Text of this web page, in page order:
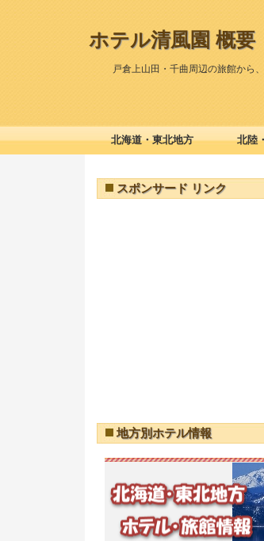
ホテル清風園 概要
戸倉上山田・千曲周辺の旅館から
スポンサード リンク
地方別ホテル情報
北海道・東北地方 北陸